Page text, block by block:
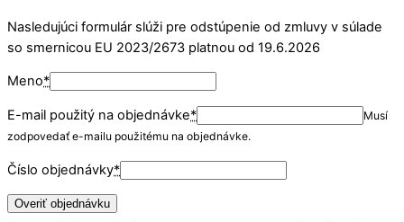
Nasledujúci formulár slúži pre odstúpenie od zmluvy v súlade
so smernicou EU 2023/2673 platnou od 19.6.2026
Meno*
E-mail použitý na objednávke*
Musí
zodpovedať e-mailu použitému na objednávke.
Číslo objednávky*
Overiť objednávku